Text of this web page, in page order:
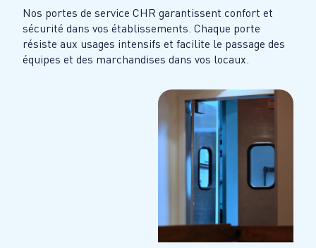
Nos portes de service CHR garantissent confort et
sécurité dans vos établissements. Chaque porte
résiste aux usages intensifs et facilite le passage des
équipes et des marchandises dans vos locaux.